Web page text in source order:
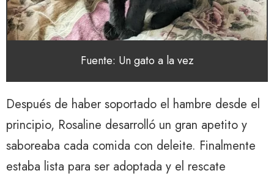
Fuente: Un gato a la vez
Después de haber soportado el hambre desde el
principio, Rosaline desarrolló un gran apetito y
saboreaba cada comida con deleite. Finalmente
estaba lista para ser adoptada y el rescate